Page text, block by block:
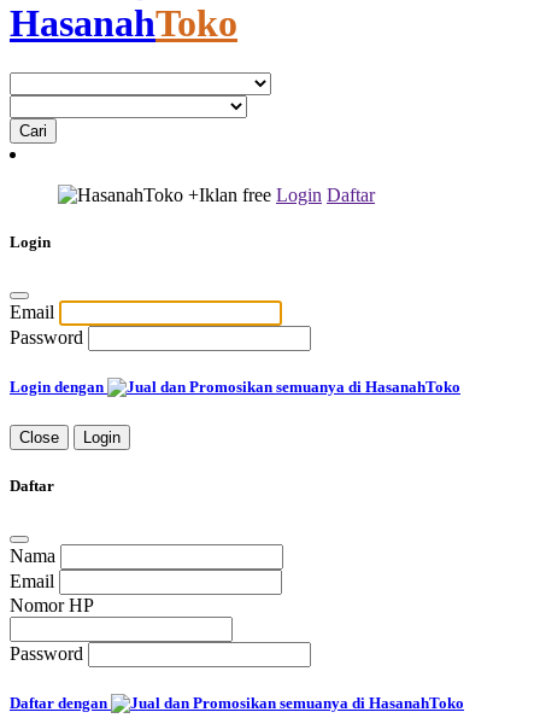
HasanahToko
+Iklan free Login Daftar
Login
Email
Password
Login dengan
Close Login
Daftar
Nama
Email
Nomor HP
Password
Daftar dengan